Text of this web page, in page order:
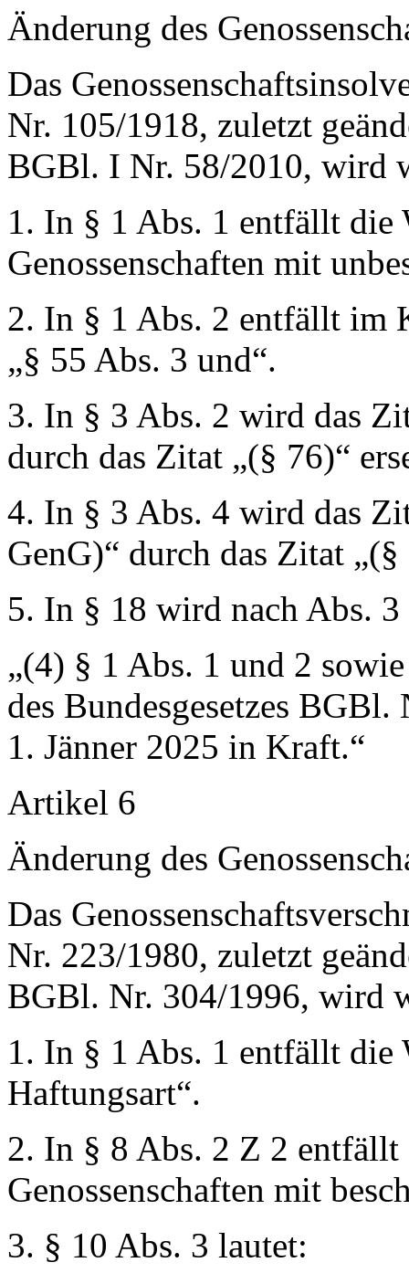
Änderung des
Das
Nr. 105/1918, zuletzt
BGBl. I Nr. 58/2010, wird
1. In § 1 Abs. 1 entfällt
Genossenschaften mit
2. In § 1 Abs. 2 entfällt im
„§ 55 Abs. 3 und“.
3. In § 3 Abs. 2 wird das
durch das Zitat „(§ 76)“
4. In § 3 Abs. 4 wird das
GenG)“ durch das Zitat „(§
5. In § 18 wird nach Abs.
„(4) § 1 Abs. 1 und 2
des Bundesgesetzes
1. Jänner 2025 in Kraft.“
Artikel 6
Änderung des
Das
Nr. 223/1980, zuletzt
BGBl. Nr. 304/1996, wird
1. In § 1 Abs. 1 entfällt
Haftungsart“.
2. In § 8 Abs. 2 Z 2
Genossenschaften mit
3. § 10 Abs. 3 lautet: